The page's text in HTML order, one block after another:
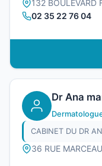
132 BOULEVARD
02 35 22 76 04
Dr Ana
CABINET DU DR
36 RUE